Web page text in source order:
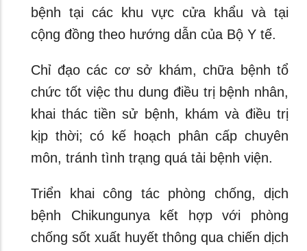
bệnh tại các khu vực cửa khẩu và tại
cộng đồng theo hướng dẫn của Bộ Y tế.
Chỉ đạo các cơ sở khám, chữa bệnh tổ
chức tốt việc thu dung điều trị bệnh nhân,
khai thác tiền sử bệnh, khám và điều trị
kịp thời; có kế hoạch phân cấp chuyên
môn, tránh tình trạng quá tải bệnh viện.
Triển khai công tác phòng chống, dịch
bệnh Chikungunya kết hợp với phòng
chống sốt xuất huyết thông qua chiến dịch